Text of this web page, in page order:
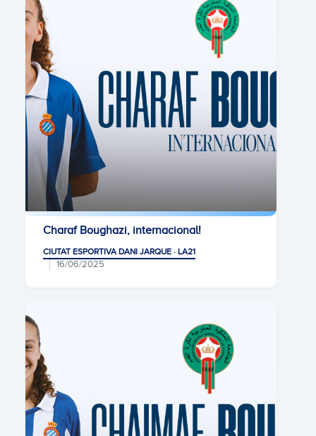
Charaf Boughazi, internacional!
CIUTAT ESPORTIVA DANI JARQUE · LA21
16/06/2025